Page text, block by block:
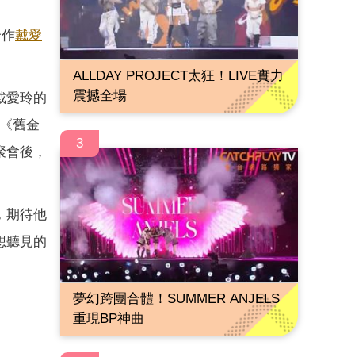
戴愛
愛玲的
舊金
後，
期待他
聽見的
ALLDAY PROJECT太狂！LIVE實力
震撼全場
3
夢幻跨團合體！SUMMER ANJELS
重現BP神曲